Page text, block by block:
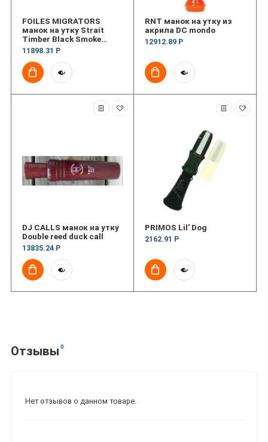
FOILES MIGRATORS
манок на утку Strait
Timber Black Smoke
Single Reed
11898.31 Р
RNT манок на утку из
акрила DC mondo
12912.89 Р
DJ CALLS манок на утку
Double reed duck call
13835.24 Р
PRIMOS Lil' Dog
2162.91 Р
Отзывы 0
Нет отзывов о данном товаре.